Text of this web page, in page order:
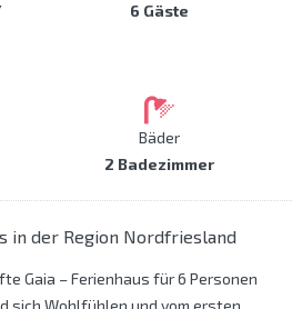
6 Gäste
Bäder
2 Badezimmer
in der Region Nordfriesland
Gaia – Ferienhaus für 6 Personen
sich Wohlfühlen und vom ersten